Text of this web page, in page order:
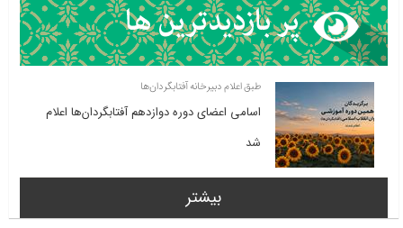
طبق اعلام دبیرخانه آفتابگردان‌ها
اسامی اعضای دوره دوازدهم آفتابگردان‌ها اعلام
شد
بیشتر